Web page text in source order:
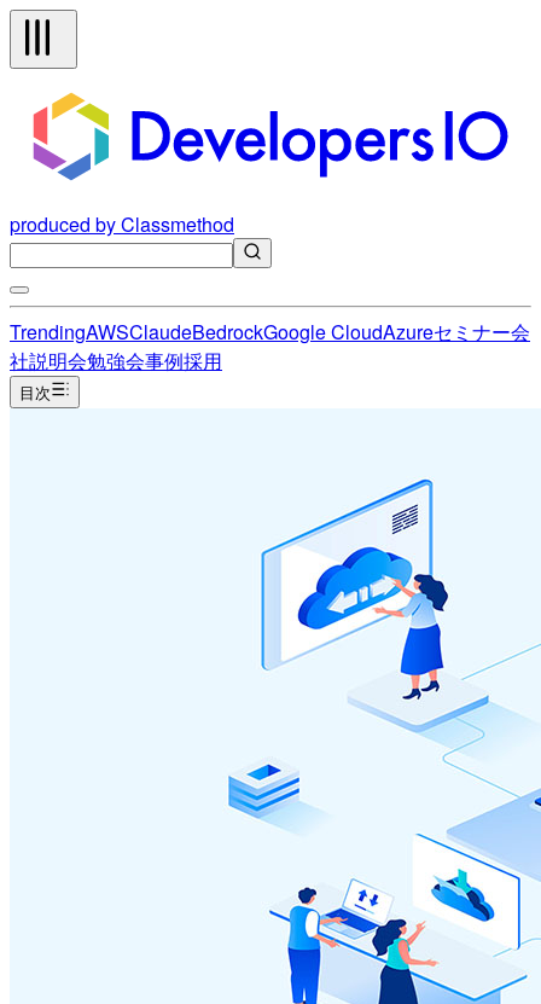
produced by Classmethod
TrendingAWSClaudeBedrockGoogle CloudAzureセミナー会
社説明会勉強会事例採用
目次